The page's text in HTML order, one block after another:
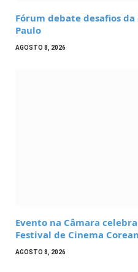
Fórum debate desafios
Paulo
AGOSTO 8, 2026
Evento na Câmara
Festival de Cinema
AGOSTO 8, 2026